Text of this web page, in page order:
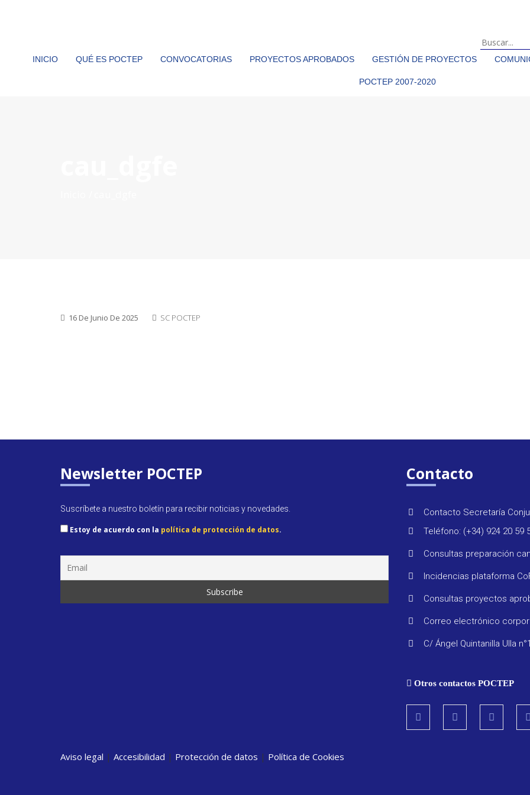
INICIO QUÉ ES POCTEP CONVOCATORIAS PROYECTOS APROBADOS GESTIÓN DE PROYECTOS
POCTEP 2007-2020
16 De Junio De 2025 SC POCTEP
Newsletter POCTEP
Suscríbete a nuestro boletín para recibir noticias y novedades.
Estoy de acuerdo con la política de protección de datos.
Contacto
Contacto Secretaría
Teléfono: (+34) 924 20 59
Consultas preparación
Incidencias plataforma
Consultas proyectos
Correo electrónico
C/ Ángel Quintanilla Ulla
Otros contactos POCTEP
Aviso legal | Accesibilidad | Protección de datos | Política de Cookies